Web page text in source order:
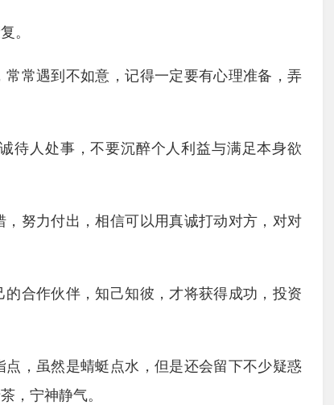
。
常遇到不如意，记得一定要有心理准备，弄
待人处事，不要沉醉个人利益与满足本身欲
努力付出，相信可以用真诚打动对方，对对
合作伙伴，知己知彼，才将获得成功，投资
，虽然是蜻蜓点水，但是还会留下不少疑惑
，宁神静气。